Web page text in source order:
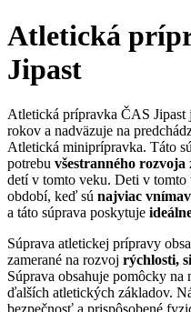
Atletická
Jipast
Atletická prípravka ČAS Jipast
rokov a nadväzuje na
Atletická miniprípravka. Táto
potrebu všestranného rozvoja
detí v tomto veku. Deti v
období, keď sú najviac
a táto súprava poskytuje
Súprava atletickej prípravy
zamerané na rozvoj rýchlosti,
Súprava obsahuje pomôcky na
ďalších atletických základov.
bezpečnosť a prispôsobené